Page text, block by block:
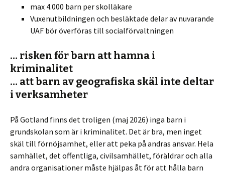
max 4.000 barn per skolläkare
Vuxenutbildningen och besläktade delar av nuvarande
UAF bör överföras till socialförvaltningen
… risken för barn att hamna i
kriminalitet
… att barn av geografiska skäl inte deltar
i verksamheter
På Gotland finns det troligen (maj 2026) inga barn i
grundskolan som är i kriminalitet. Det är bra, men inget
skäl till förnöjsamhet, eller att peka på andras ansvar. Hela
samhället, det offentliga, civilsamhället, föräldrar och alla
andra organisationer måste hjälpas åt för att hålla barn